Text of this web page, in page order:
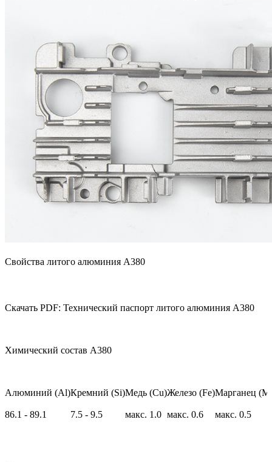
Свойства литого алюминия A380
Скачать PDF: Технический паспорт литого алюминия A380
Химический состав A380
Алюминий (Al)Кремний (Si)Медь (Cu)Железо (Fe)Марганец
86.1 - 89.1 7.5 - 9.5 макс. 1.0 макс. 0.6 макс. 0.5